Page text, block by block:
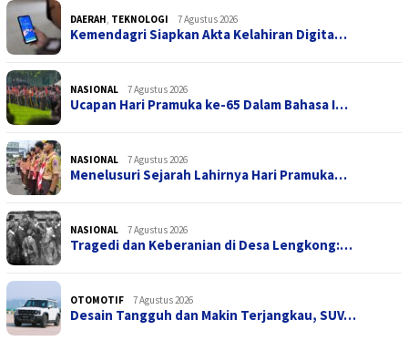
DAERAH, TEKNOLOGI 7 Agustus 2026
Kemendagri Siapkan Akta Kelahiran Digita…
NASIONAL 7 Agustus 2026
Ucapan Hari Pramuka ke-65 Dalam Bahasa I…
NASIONAL 7 Agustus 2026
Menelusuri Sejarah Lahirnya Hari Pramuka…
NASIONAL 7 Agustus 2026
Tragedi dan Keberanian di Desa Lengkong:…
OTOMOTIF 7 Agustus 2026
Desain Tangguh dan Makin Terjangkau, SUV…